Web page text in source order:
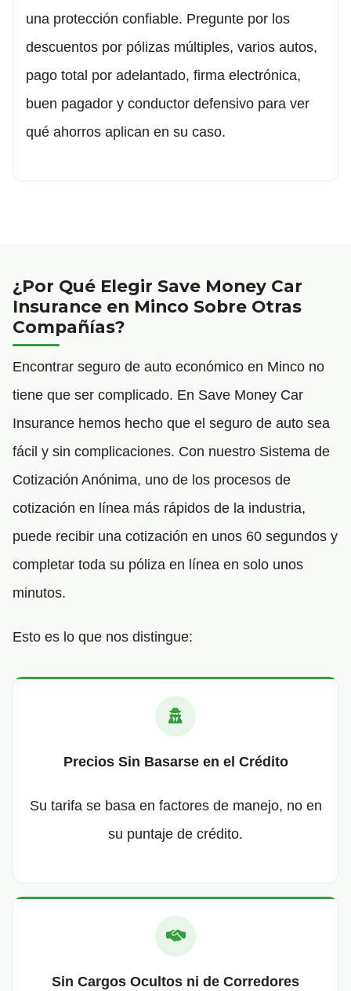
una protección confiable. Pregunte por los
descuentos por pólizas múltiples, varios autos,
pago total por adelantado, firma electrónica,
buen pagador y conductor defensivo para ver
qué ahorros aplican en su caso.
¿Por Qué Elegir Save Money Car
Insurance en Minco Sobre Otras
Compañías?
Encontrar seguro de auto económico en Minco no
tiene que ser complicado. En Save Money Car
Insurance hemos hecho que el seguro de auto sea
fácil y sin complicaciones. Con nuestro Sistema de
Cotización Anónima, uno de los procesos de
cotización en línea más rápidos de la industria,
puede recibir una cotización en unos 60 segundos y
completar toda su póliza en línea en solo unos
minutos.
Esto es lo que nos distingue:
Precios Sin Basarse en el Crédito
Su tarifa se basa en factores de manejo, no en
su puntaje de crédito.
Sin Cargos Ocultos ni de Corredores